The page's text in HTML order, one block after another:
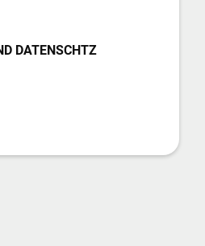
DATENSCHTZ